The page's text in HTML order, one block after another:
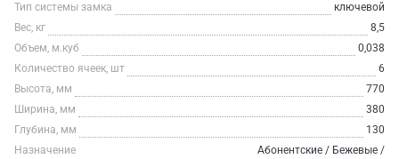
Тип системы замка
ключевой
Вес, кг
8,5
Объем, м.куб
0,038
Количество ячеек, шт
6
Высота, мм
770
Ширина, мм
380
Глубина, мм
130
Назначение
Абонентские / Бежевые /